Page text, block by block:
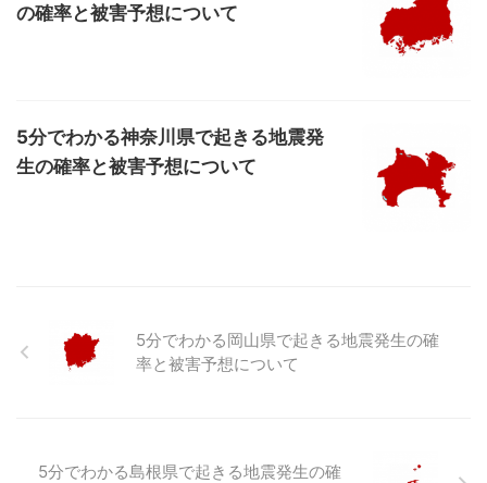
の確率と被害予想について
5分でわかる神奈川県で起きる地震発
生の確率と被害予想について
5分でわかる岡山県で起きる地震発生の確
率と被害予想について
5分でわかる島根県で起きる地震発生の確